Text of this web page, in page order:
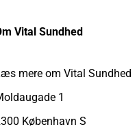
Vital Sundhed
mere om Vital Sundhed
1
København S